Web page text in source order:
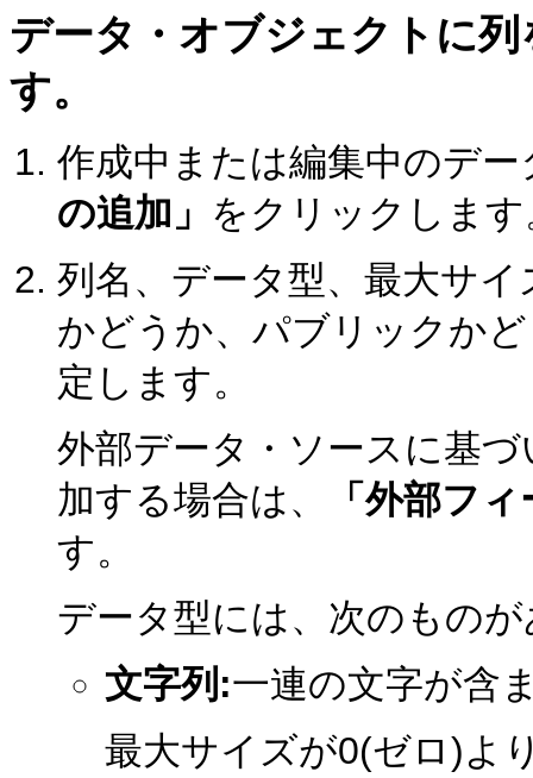
データ・オブジェクトに
す。
作成中または編集中のデ
の追加」 をクリックします
列名、データ型、最大サ
かどうか、パブリックか
定します。
外部データ・ソースに基
加する場合は、
「外部フ
す。
データ型には、次のもの
文字列:一連の文字が含
最大サイズが0(ゼロ)よ